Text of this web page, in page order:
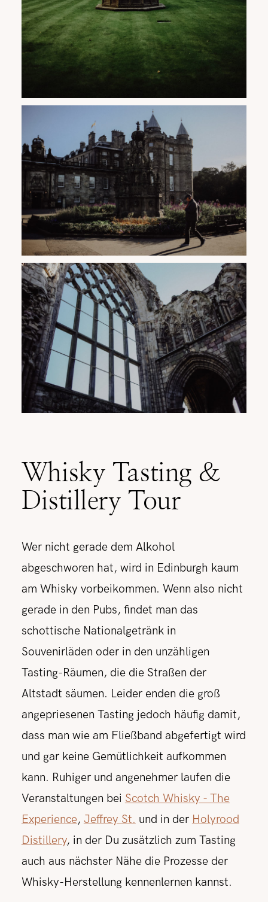
Whisky Tasting &
Distillery Tour
Wer nicht gerade dem Alkohol
abgeschworen hat, wird in Edinburgh kaum
am Whisky vorbeikommen. Wenn also nicht
gerade in den Pubs, findet man das
schottische Nationalgetränk in
Souvenirläden oder in den unzähligen
Tasting-Räumen, die die Straßen der
Altstadt säumen. Leider enden die groß
angepriesenen Tasting jedoch häufig damit,
dass man wie am Fließband abgefertigt wird
und gar keine Gemütlichkeit aufkommen
kann. Ruhiger und angenehmer laufen die
Veranstaltungen bei Scotch Whisky - The
Experience, Jeffrey St. und in der Holyrood
Distillery, in der Du zusätzlich zum Tasting
auch aus nächster Nähe die Prozesse der
Whisky-Herstellung kennenlernen kannst.